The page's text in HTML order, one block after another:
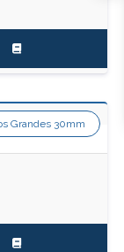
Grandes 30mm